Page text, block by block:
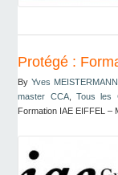
Protégé :
ByYves MEISTERMANN
master CCA,Tous les
Formation IAE EIFFEL –